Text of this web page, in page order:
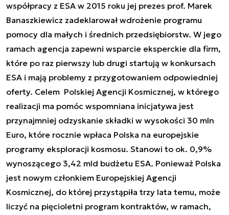
współpracy z ESA w 2015 roku jej prezes prof. Marek
Banaszkiewicz zadeklarował wdrożenie programu
pomocy dla małych i średnich przedsiębiorstw. W jego
ramach agencja zapewni wsparcie eksperckie dla firm,
które po raz pierwszy lub drugi startują w konkursach
ESA i mają problemy z przygotowaniem odpowiedniej
oferty. Celem Polskiej Agencji Kosmicznej, w którego
realizacji ma pomóc wspomniana inicjatywa jest
przynajmniej odzyskanie składki w wysokości 30 mln
Euro, które rocznie wpłaca Polska na europejskie
programy eksploracji kosmosu. Stanowi to ok. 0,9%
wynoszącego 3,42 mld budżetu ESA. Ponieważ Polska
jest nowym członkiem Europejskiej Agencji
Kosmicznej, do której przystąpiła trzy lata temu, może
liczyć na pięcioletni program kontraktów, w ramach,